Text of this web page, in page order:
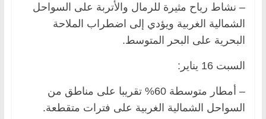
– نشاط رياح مثيرة للرمال والأتربة على السواحل
الشمالية الغربية ويؤدي إلى اضطراب الملاحة
البحرية على البحر المتوسط.
السبت 16 يناير:
– أمطار متوسطة 60% تقريبا على مناطق من
السواحل الشمالية الغربية على فترات متقطعة.